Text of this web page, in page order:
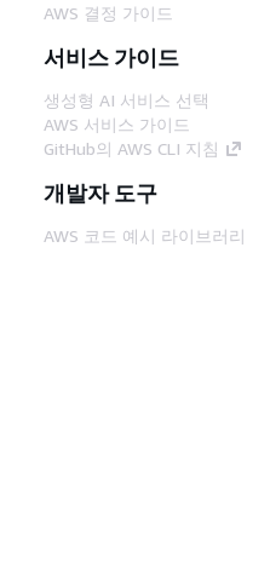
AWS 결정 가이드
서비스 가이드
생성형 AI 서비스 선택
AWS 서비스 가이드
GitHub의 AWS CLI 지침
개발자 도구
AWS 코드 예시 라이브러리